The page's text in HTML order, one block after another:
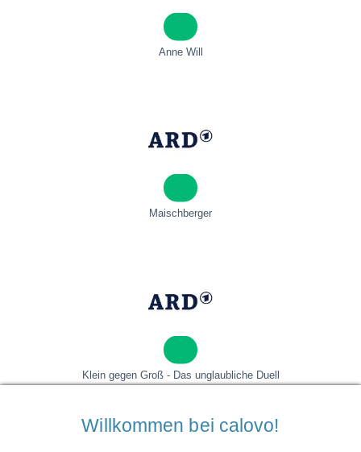
Anne Will
Maischberger
Klein gegen Groß - Das unglaubliche Duell
Willkommen bei calovo!